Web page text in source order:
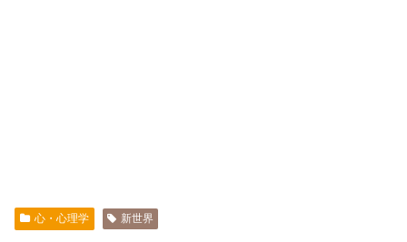
心・心理学 新世界